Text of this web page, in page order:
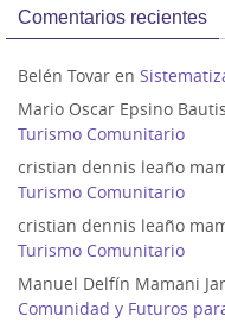
Comentarios recientes
Belén Tovar en
Mario Oscar Epsino
Turismo Comunitario
cristian dennis leaño
Turismo Comunitario
cristian dennis leaño
Turismo Comunitario
Manuel Delfín Mamani
Comunidad y Futuros